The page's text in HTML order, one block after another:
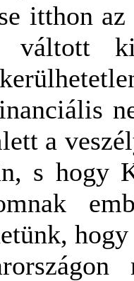
itthon
váltott
a
s hogy